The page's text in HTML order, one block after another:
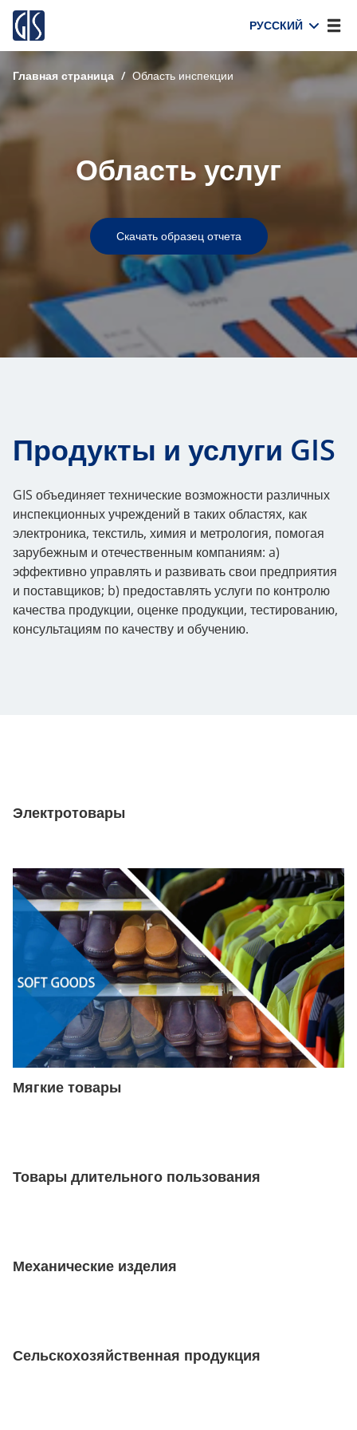
РУССКИЙ
Главная страница / Область инспекции
Область услуг
Скачать образец отчета
Продукты и услуги GIS
GIS объединяет технические возможности различных
инспекционных учреждений в таких областях, как
электроника, текстиль, химия и метрология, помогая
зарубежным и отечественным компаниям: a)
эффективно управлять и развивать свои предприятия
и поставщиков; b) предоставлять услуги по контролю
качества продукции, оценке продукции, тестированию,
консультациям по качеству и обучению.
Электротовары
Мягкие товары
Товары длительного пользования
Механические изделия
Сельскохозяйственная продукция